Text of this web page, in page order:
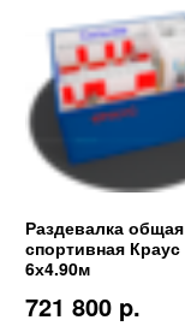
Раздевалка общая
спортивная Краус
6х4.90м
721 800 p.